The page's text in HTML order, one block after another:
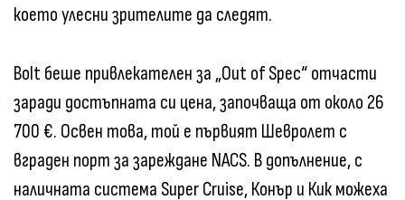
което улесни зрителите да следят.
Bolt беше привлекателен за „Out of Spec“ отчасти
заради достъпната си цена, започваща от около 26
700 €. Освен това, той е първият Шевролет с
вграден порт за зареждане NACS. В допълнение, с
наличната система Super Cruise, Конър и Кик можеха